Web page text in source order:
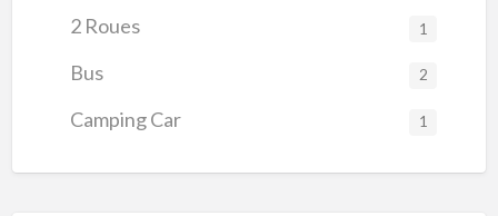
2 Roues 1
Bus 2
Camping Car 1